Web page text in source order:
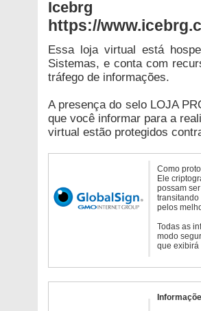
Icebrg
https://
Essa loja virtual está
Sistemas, e conta com
tráfego de informações.
A presença do selo LOJA
que você informar para a
virtual estão protegidos
Como
Ele
possam
transitando
pelos
Todas as
modo
que exibirá